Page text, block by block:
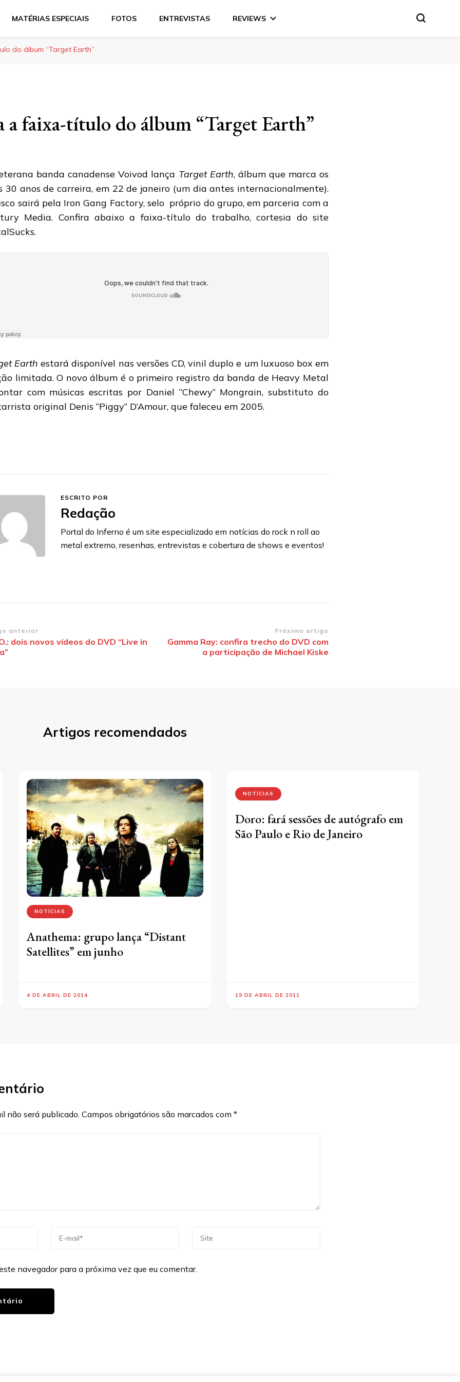
MATÉRIAS ESPECIAIS FOTOS ENTREVISTAS REVIEWS
do álbum “Target Earth”
a faixa-título do álbum “Target Earth”
banda canadense Voivod lança Target Earth, álbum que marca os
30 anos de carreira, em 22 de janeiro (um dia antes internacionalmente).
sairá pela Iron Gang Factory, selo próprio do grupo, em parceria com a
Media. Confira abaixo a faixa-título do trabalho, cortesia do site
Earth estará disponível nas versões CD, vinil duplo e um luxuoso box em
limitada. O novo álbum é o primeiro registro da banda de Heavy Metal
com músicas escritas por Daniel “Chewy” Mongrain, substituto do
original Denis “Piggy” D’Amour, que faleceu em 2005.
ESCRITO POR
Redação
Portal do Inferno é um site especializado em notícias do rock n roll ao
metal extremo, resenhas, entrevistas e cobertura de shows e eventos!
anterior
dois novos vídeos do DVD “Live in
Próximo artigo
Gamma Ray: confira trecho do DVD com
a participação de Michael Kiske
Artigos recomendados
NOTÍCIAS
Anathema: grupo lança “Distant
Satellites” em junho
4 DE ABRIL DE 2014
NOTÍCIAS
Doro: fará sessões de autógrafo em
São Paulo e Rio de Janeiro
19 DE ABRIL DE 2011
não será publicado. Campos obrigatórios são marcados com *
navegador para a próxima vez que eu comentar.